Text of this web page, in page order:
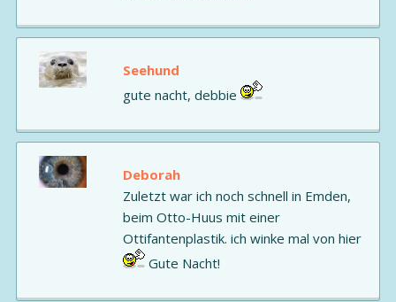
Seehund
gute nacht, debbie
Deborah
Zuletzt war ich noch schnell in Emden,
beim Otto-Huus mit einer
Ottifantenplastik. ich winke mal von hier
Gute Nacht!